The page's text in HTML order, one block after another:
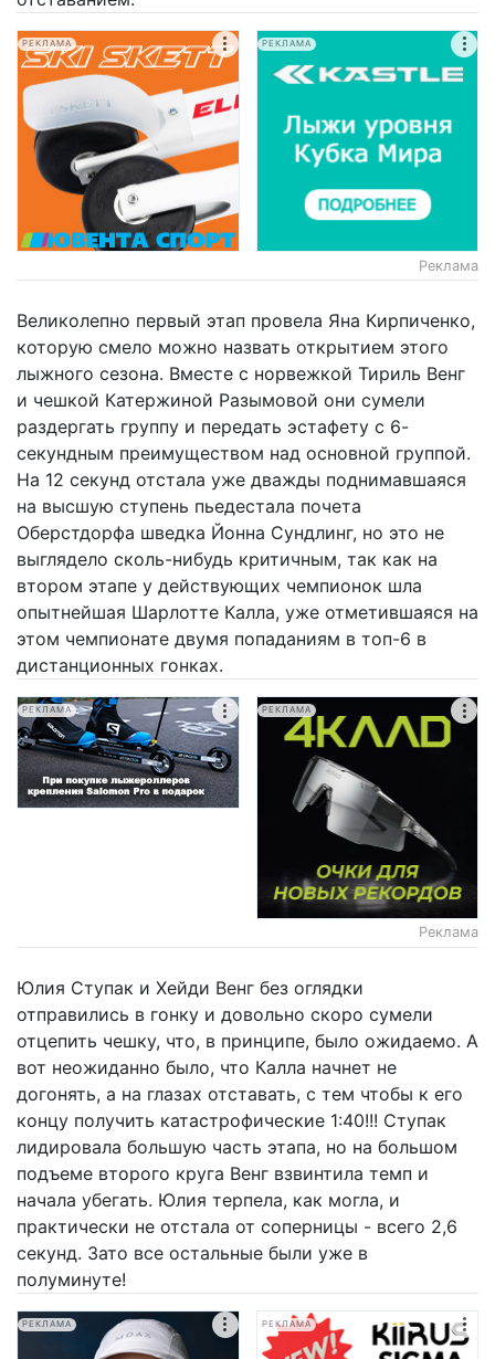
РЕКЛАМА РЕКЛАМА
Реклама
Великолепно первый этап провела Яна Кирпиченко,
которую смело можно назвать открытием этого
лыжного сезона. Вместе с норвежкой Тириль Венг
и чешкой Катержиной Разымовой они сумели
раздергать группу и передать эстафету с 6-
секундным преимуществом над основной группой.
На 12 секунд отстала уже дважды поднимавшаяся
на высшую ступень пьедестала почета
Оберстдорфа шведка Йонна Сундлинг, но это не
выглядело сколь-нибудь критичным, так как на
втором этапе у действующих чемпионок шла
опытнейшая Шарлотте Калла, уже отметившаяся на
этом чемпионате двумя попаданиям в топ-6 в
дистанционных гонках.
РЕКЛАМА РЕКЛАМА
Реклама
Юлия Ступак и Хейди Венг без оглядки
отправились в гонку и довольно скоро сумели
отцепить чешку, что, в принципе, было ожидаемо. А
вот неожиданно было, что Калла начнет не
догонять, а на глазах отставать, с тем чтобы к его
концу получить катастрофические 1:40!!! Ступак
лидировала большую часть этапа, но на большом
подъеме второго круга Венг взвинтила темп и
начала убегать. Юлия терпела, как могла, и
практически не отстала от соперницы - всего 2,6
секунд. Зато все остальные были уже в
полуминуте!
РЕКЛАМА РЕКЛАМА